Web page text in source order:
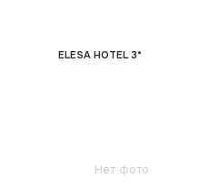
ELESA HOTEL 3*
Нет фото